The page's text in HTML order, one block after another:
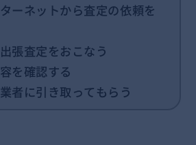
ーネットから査定の依頼を
張査定をおこなう
を確認する
者に引き取ってもらう